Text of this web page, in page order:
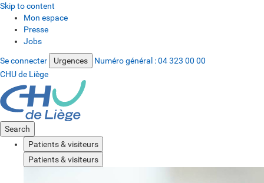
Skip to content
Mon espace
Presse
Jobs
Se connecter Urgences Numéro général :04 323 00 00
CHU de Liège
Search
Patients & visiteurs
Patients & visiteurs